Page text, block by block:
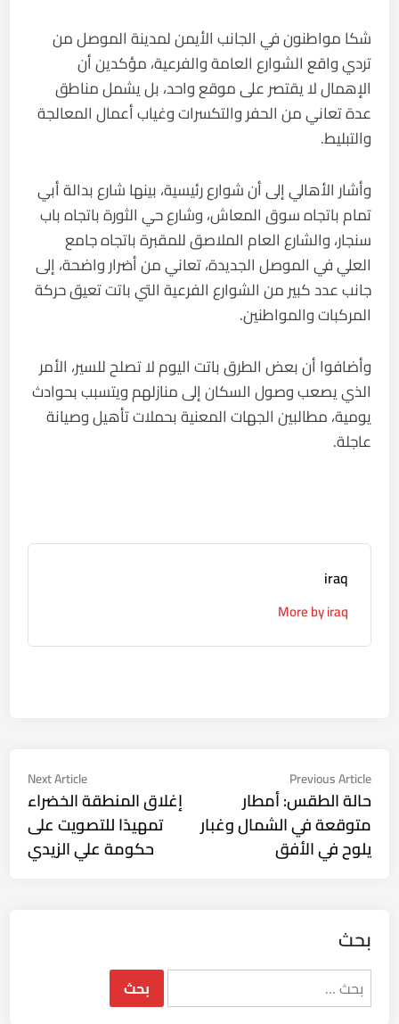
شكا مواطنون في الجانب الأيمن لمدينة الموصل من
تردي واقع الشوارع العامة والفرعية، مؤكدين أن
الإهمال لا يقتصر على موقع واحد، بل يشمل مناطق
عدة تعاني من الحفر والتكسرات وغياب أعمال المعالجة
والتبليط.
وأشار الأهالي إلى أن شوارع رئيسية، بينها شارع بدالة أبي
تمام باتجاه سوق المعاش، وشارع حي الثورة باتجاه باب
سنجار، والشارع العام الملاصق للمقبرة باتجاه جامع
العلي في الموصل الجديدة، تعاني من أضرار واضحة، إلى
جانب عدد كبير من الشوارع الفرعية التي باتت تعيق حركة
المركبات والمواطنين.
وأضافوا أن بعض الطرق باتت اليوم لا تصلح للسير، الأمر
الذي يصعب وصول السكان إلى منازلهم ويتسبب بحوادث
يومية، مطالبين الجهات المعنية بحملات تأهيل وصيانة
عاجلة.
iraq
More by iraq
تصفّح
المقالات
Previous Article
article:
حالة الطقس: أمطار
متوقعة في الشمال وغبار
يلوح في الأفق
Next Article
Next
إغلاق المنطقة الخضراء
تمهيدًا للتصويت على
حكومة علي الزيدي
بحث
البحث
عن: